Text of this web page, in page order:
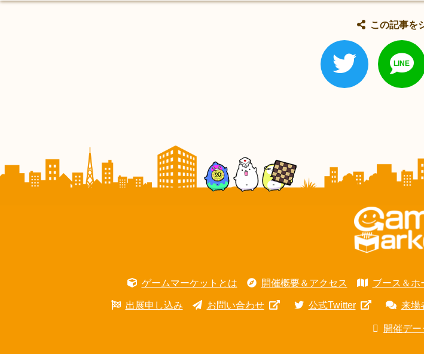
この記事を
ゲームマーケットとは 開催概要＆アクセス ブース＆ホ
出展申し込み お問い合わせ 公式Twitter 来場
開催デー